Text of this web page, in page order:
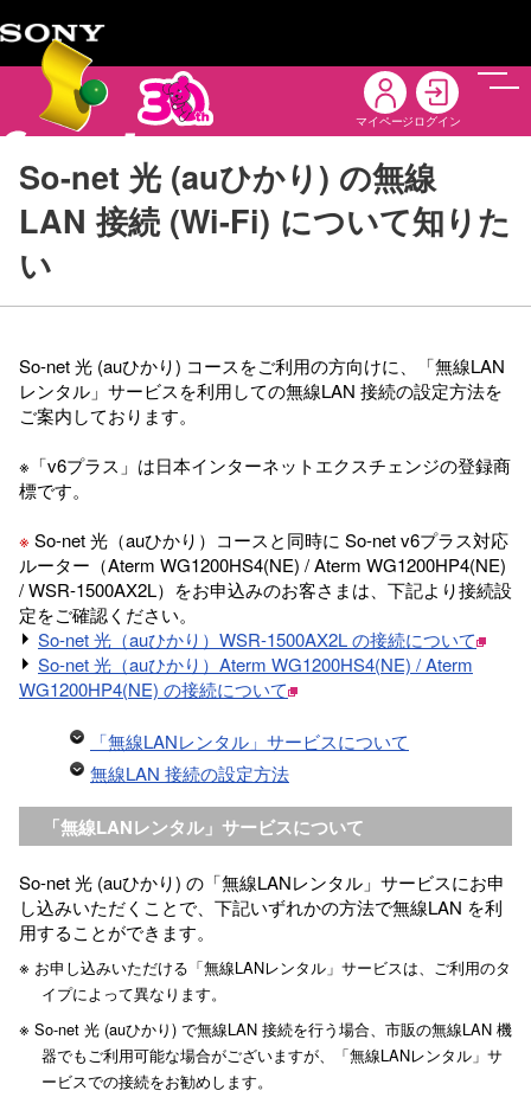
マイページ ログイン
メニ
So-net 光 (auひかり) の無線
LAN 接続 (Wi-Fi) について知りた
い
So-net 光 (auひかり) コースをご利用の方向けに、「無線LAN
レンタル」サービスを利用しての無線LAN 接続の設定方法を
ご案内しております。
※「v6プラス」は日本インターネットエクスチェンジの登録商
標です。
※ So-net 光（auひかり）コースと同時に So-net v6プラス対応
ルーター（Aterm WG1200HS4(NE) / Aterm WG1200HP4(NE)
/ WSR-1500AX2L）をお申込みのお客さまは、下記より接続設
定をご確認ください。
So-net 光（auひかり）WSR-1500AX2L の接続について
So-net 光（auひかり）Aterm WG1200HS4(NE) / Aterm
WG1200HP4(NE) の接続について
「無線LANレンタル」サービスについて
無線LAN 接続の設定方法
「無線LANレンタル」サービスについて
So-net 光 (auひかり) の「無線LANレンタル」サービスにお申
し込みいただくことで、下記いずれかの方法で無線LAN を利
用することができます。
※ お申し込みいただける「無線LANレンタル」サービスは、ご利用のタ
イプによって異なります。
※ So-net 光 (auひかり) で無線LAN 接続を行う場合、市販の無線LAN 機
器でもご利用可能な場合がございますが、「無線LANレンタル」サ
ービスでの接続をお勧めします。